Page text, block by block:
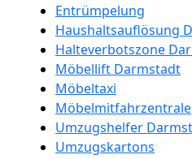
Entrümpelung
Haushaltsauflösung
Halteverbotszone
Möbellift Darmstadt
Möbeltaxi
Möbelmitfahrzentrale
Umzugshelfer
Umzugskartons